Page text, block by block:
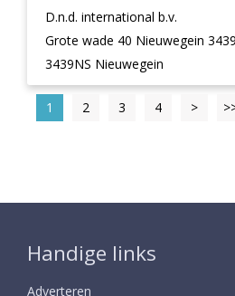
D.n.d. international b.v.
Grote wade 40 Nieuwegein
3439NS Nieuwegein
1 2 3 4 >
Handige links
Adverteren